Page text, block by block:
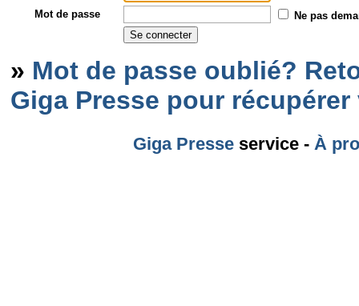
Mot de passe
Ne pas
» Mot de passe oublié?
Giga Presse pour
Giga Presse service - À